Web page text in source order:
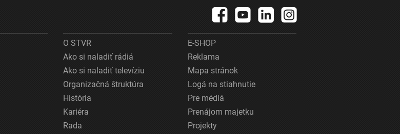
O STVR
Ako si naladiť rádiá
Ako si naladiť televíziu
Organizačná štruktúra
História
Kariéra
Rada
E-SHOP
Reklama
Mapa stránok
Logá na stiahnutie
Pre médiá
Prenájom majetku
Projekty